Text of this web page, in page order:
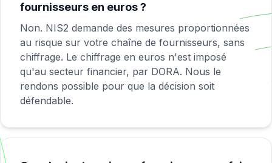
fournisseurs en euros ?
Non. NIS2 demande des mesures proportionnées
au risque sur votre chaîne de fournisseurs, sans
chiffrage. Le chiffrage en euros n'est imposé
qu'au secteur financier, par DORA. Nous le
rendons possible pour que la décision soit
défendable.